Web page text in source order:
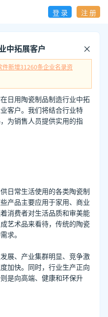
登 录 注 册
中拓展客户
件新增31260条企业名录资
日用陶瓷制品制造行业中拓
客户。我们将结合行业特
为销售人员提供实用的指
日常生活使用的各类陶瓷制
产品主要应用于家用、商业
消费者对生活品质和审美能
艺术品来看待，传统的陶瓷
求。
展、产业集群明显、竞争激
加快。同时，行业生产正向
是向高端、健康和环保升